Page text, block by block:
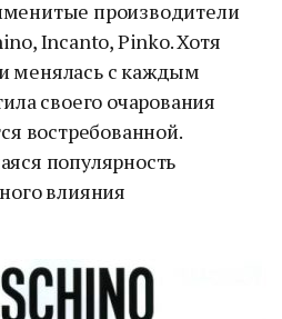
производители
Incanto, Pinko. Хотя
менялась с каждым
своего очарования
востребованной.
популярность
влияния